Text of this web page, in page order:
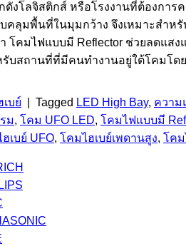
งโลจิสติกส์ หรือโรงงานที่ต้องกา
คลุมพื้นที่ในมุมกว้าง จึงเหมาะสำห
โคมไฟแบบมี Reflector ช่วยลดแส
บสถานที่ที่มีคนทำงานอยู่ใต้โคมโด
บย์ Tagged LED High Bay, ความ
ม, โคม UFO LED, โคมไฟแบบมี
เบย์ UFO, โคมไฮเบย์เพดานสูง, โคม